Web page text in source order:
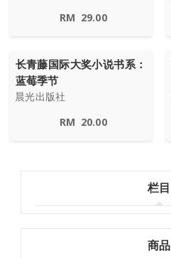
RM 29.00
长青藤国际大奖小说书系：
蓝莓季节
晨光出版社
RM 20.00
栏目
商品